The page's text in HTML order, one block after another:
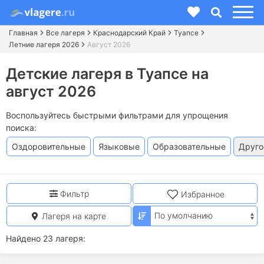
Главная Все лагеря Краснодарский Край
Туапсе
Летние лагеря 2026
Август 2026
Детские лагеря в Туапсе на
август 2026
Воспользуйтесь быстрыми фильтрами для упрощения
поиска:
Оздоровительные
Языковые Образовательные
Найдено 23 лагеря:
Фильтр Избранное
Лагеря на карте